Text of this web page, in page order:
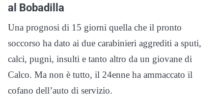
al Bobadilla
Una prognosi di 15 giorni quella che il pronto
soccorso ha dato ai due carabinieri aggrediti a sputi,
calci, pugni, insulti e tanto altro da un giovane di
Calco. Ma non è tutto, il 24enne ha ammaccato il
cofano dell’auto di servizio.